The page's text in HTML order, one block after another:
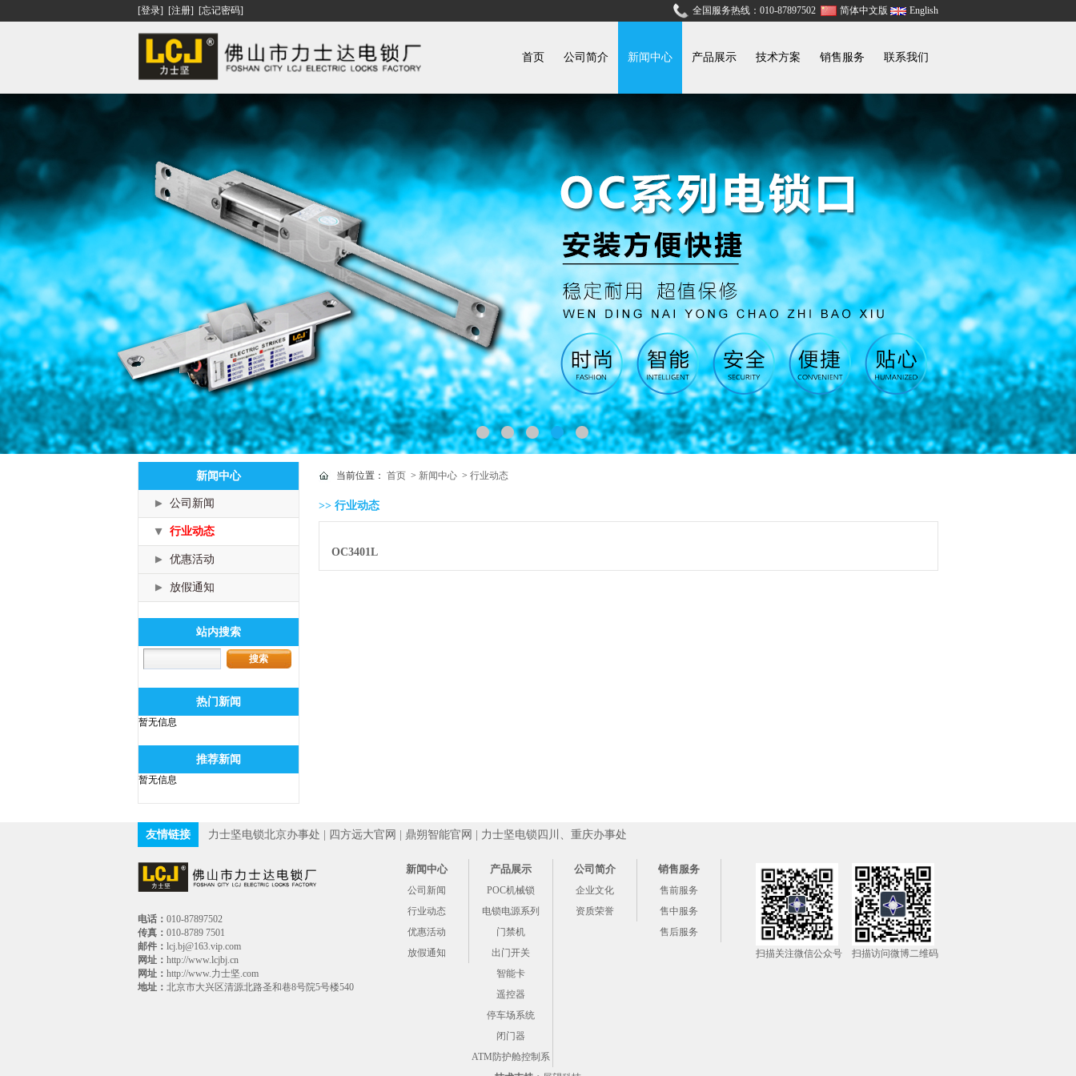
[登录] [注册] [忘记密码] 全国服务热线：010-87897502 简体中文版 English
首页 公司简介 新闻中心 产品展示 技术方案 销售服务 联系我们
新闻中心
公司新闻
行业动态
优惠活动
放假通知
站内搜索
热门新闻
暂无信息
推荐新闻
暂无信息
当前位置： 首页 > 新闻中心 > 行业动态
>> 行业动态
OC3401L
友情链接 力士坚电锁北京办事处 四方远大官网 鼎朔智能官网 力士坚电锁四川、重庆办事处
电话： 010-87897502
传真： 010-8789 7501
邮件： lcj.bj@163.vip.com
网址： http://www.lcjbj.cn
网址： http://www.力士坚.com
地址： 北京市大兴区清源北路圣和巷8号院5号楼540
新闻中心
公司新闻
行业动态
优惠活动
放假通知
产品展示
POC机械锁
电锁电源系列
门禁机
出门开关
智能卡
遥控器
停车场系统
闭门器
ATM防护舱控制系
公司简介
企业文化
资质荣誉
销售服务
售前服务
售中服务
售后服务
扫描访问微博二维码
扫描关注微信公众号